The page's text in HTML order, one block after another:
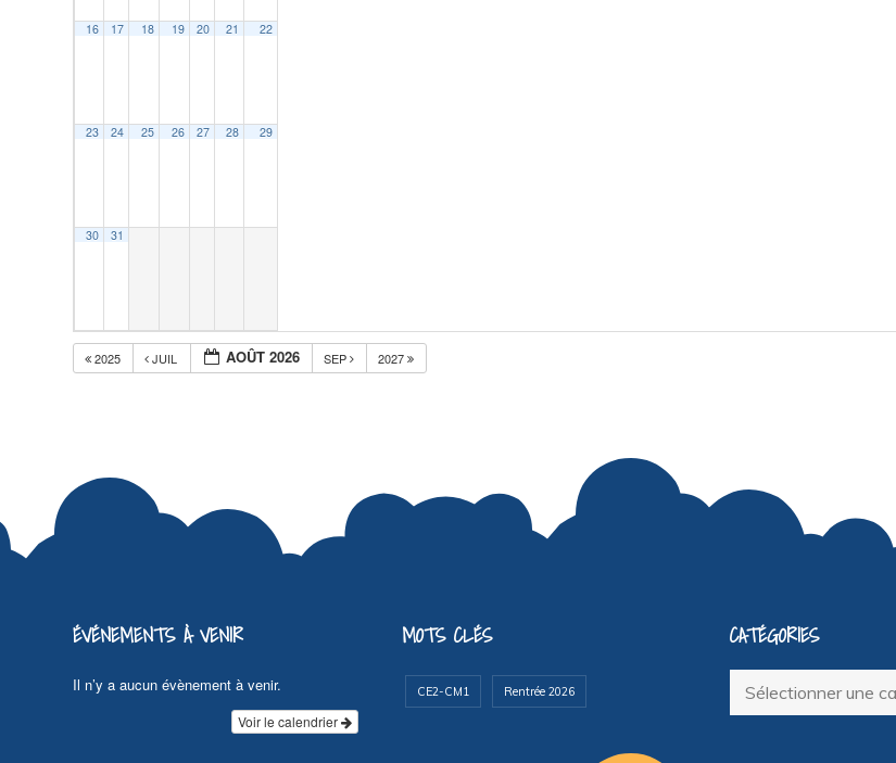
16 17 18 19 20 21 22
23 24 25 26 27 28 29
30 31
2025 JUIL AOÛT 2026 SEP 2027
ÉVÉNEMENTS À VENIR
Il n’y a aucun évènement à venir.
Voir le calendrier
MOTS CLÉS
CE2-CM1 Rentrée 2026
CATÉGORIES
Catégories